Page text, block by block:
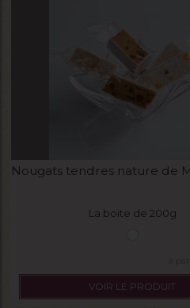
Nougats tendres nature de
La boite de 200g
VOIR LE PRODUIT